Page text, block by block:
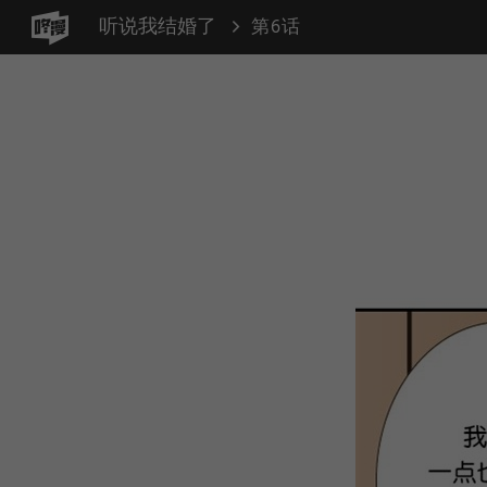
听说我结婚了 第6话